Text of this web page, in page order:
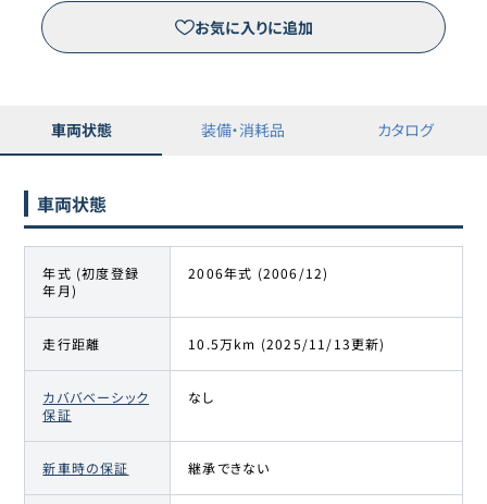
お気に入りに追加
車両状態 装備・消耗品 カタログ
車両状態
年式 (初度登録
年月)
2006年式 (2006/12)
走行距離 10.5万km (2025/11/13更新)
カババベーシック
保証
なし
新車時の保証 継承できない